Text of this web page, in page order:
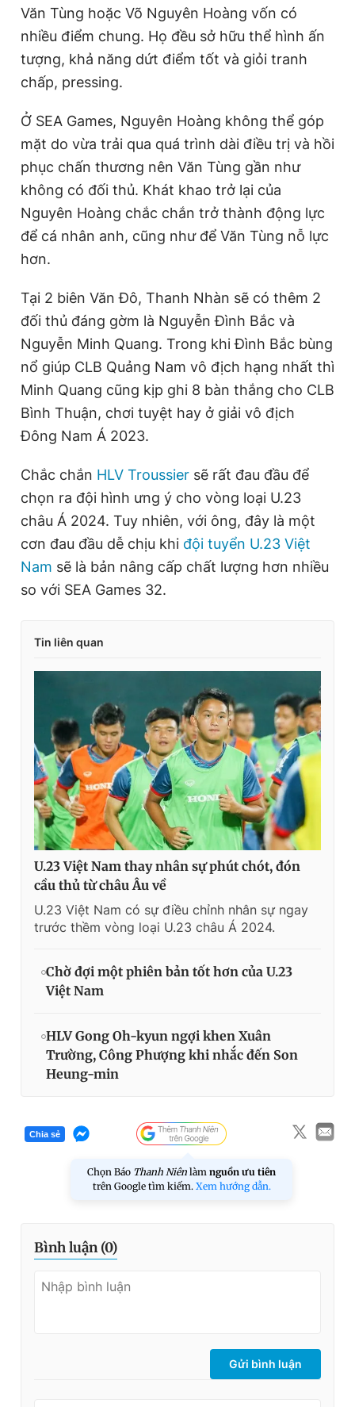
Văn Tùng hoặc Võ Nguyên Hoàng vốn có
nhiều điểm chung. Họ đều sở hữu thể hình ấn
tượng, khả năng dứt điểm tốt và giỏi tranh
chấp, pressing.
Ở SEA Games, Nguyên Hoàng không thể góp
mặt do vừa trải qua quá trình dài điều trị và hồi
phục chấn thương nên Văn Tùng gần như
không có đối thủ. Khát khao trở lại của
Nguyên Hoàng chắc chắn trở thành động lực
để cá nhân anh, cũng như để Văn Tùng nỗ lực
hơn.
Tại 2 biên Văn Đô, Thanh Nhàn sẽ có thêm 2
đối thủ đáng gờm là Nguyễn Đình Bắc và
Nguyễn Minh Quang. Trong khi Đình Bắc bùng
nổ giúp CLB Quảng Nam vô địch hạng nhất thì
Minh Quang cũng kịp ghi 8 bàn thắng cho CLB
Bình Thuận, chơi tuyệt hay ở giải vô địch
Đông Nam Á 2023.
Chắc chắn HLV Troussier sẽ rất đau đầu để
chọn ra đội hình ưng ý cho vòng loại U.23
châu Á 2024. Tuy nhiên, với ông, đây là một
cơn đau đầu dễ chịu khi đội tuyển U.23 Việt
Nam sẽ là bản nâng cấp chất lượng hơn nhiều
so với SEA Games 32.
Tin liên quan
U.23 Việt Nam thay nhân sự phút chót, đón
cầu thủ từ châu Âu về
U.23 Việt Nam có sự điều chỉnh nhân sự ngay
trước thềm vòng loại U.23 châu Á 2024.
Chờ đợi một phiên bản tốt hơn của U.23
Việt Nam
HLV Gong Oh-kyun ngợi khen Xuân
Trường, Công Phượng khi nhắc đến Son
Heung-min
Chia sẻ
Chọn Báo Thanh Niên làm nguồn ưu tiên
trên Google tìm kiếm. Xem hướng dẫn.
Bình luận (0)
Gửi bình luận